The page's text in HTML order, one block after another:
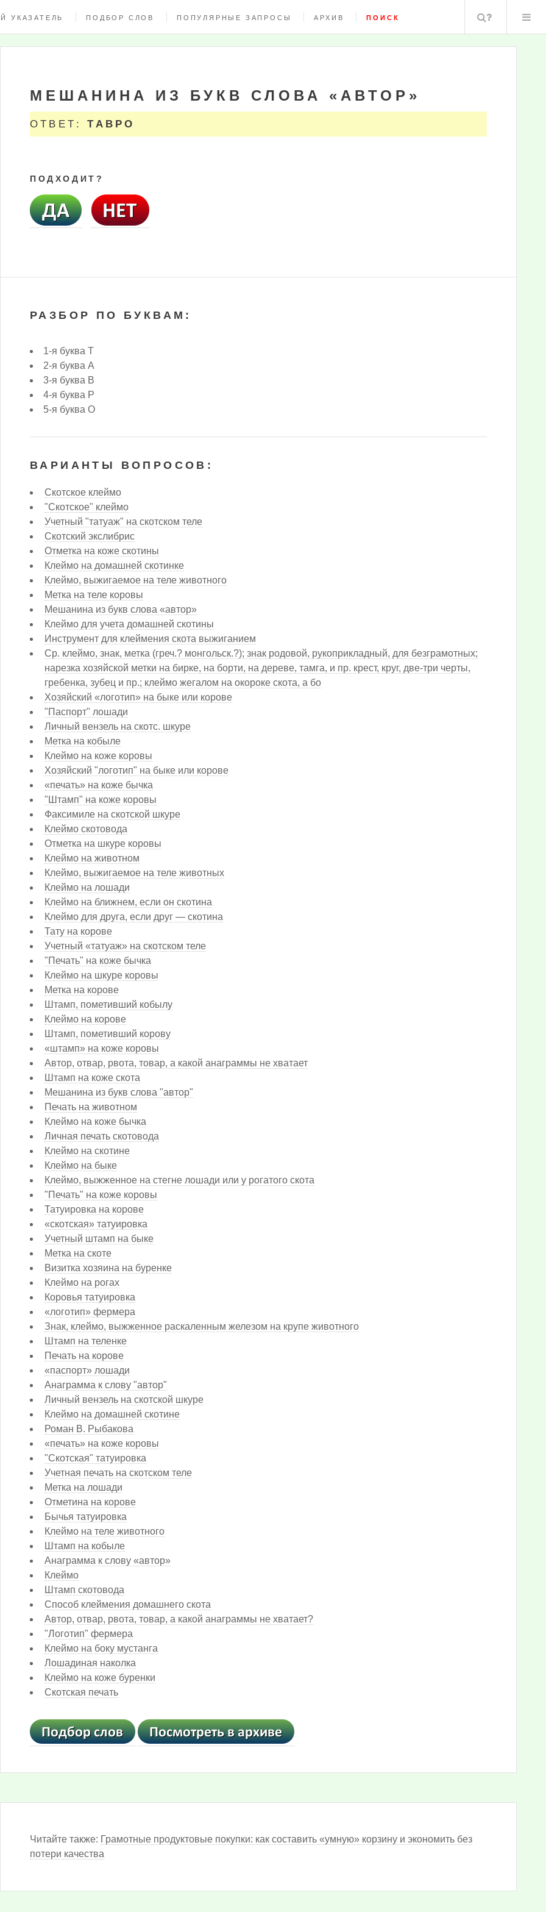
УКАЗАТЕЛЬ ПОДБОР СЛОВ ПОПУЛЯРНЫЕ ЗАПРОСЫ АРХИВ ПОИСК Поиск
МЕШАНИНА ИЗ БУКВ СЛОВА «АВТОР»
ОТВЕТ:ТАВРО
ПОДХОДИТ?
РАЗБОР ПО БУКВАМ:
1-я буква Т
2-я буква А
3-я буква В
4-я буква Р
5-я буква О
ВАРИАНТЫ ВОПРОСОВ:
Скотское клеймо
"Скотское" клеймо
Учетный "татуаж" на скотском теле
Скотский экслибрис
Отметка на коже скотины
Клеймо на домашней скотинке
Клеймо, выжигаемое на теле животного
Метка на теле коровы
Мешанина из букв слова «автор»
Клеймо для учета домашней скотины
Инструмент для клеймения скота выжиганием
Ср. клеймо, знак, метка (греч.? монгольск.?); знак родовой, рукоприкладный, для безграмотных;
нарезка хозяйской метки на бирке, на борти, на дереве, тамга, и пр. крест, круг, две-три черты,
гребенка, зубец и пр.; клеймо жегалом на окороке скота, а бо
Хозяйский «логотип» на быке или корове
"Паспорт" лошади
Личный вензель на скотс. шкуре
Метка на кобыле
Клеймо на коже коровы
Хозяйский "логотип" на быке или корове
«печать» на коже бычка
"Штамп" на коже коровы
Факсимиле на скотской шкуре
Клеймо скотовода
Отметка на шкуре коровы
Клеймо на животном
Клеймо, выжигаемое на теле животных
Клеймо на лошади
Клеймо на ближнем, если он скотина
Клеймо для друга, если друг — скотина
Тату на корове
Учетный «татуаж» на скотском теле
"Печать" на коже бычка
Клеймо на шкуре коровы
Метка на корове
Штамп, пометивший кобылу
Клеймо на корове
Штамп, пометивший корову
«штамп» на коже коровы
Автор, отвар, рвота, товар, а какой анаграммы не хватает
Штамп на коже скота
Мешанина из букв слова "автор"
Печать на животном
Клеймо на коже бычка
Личная печать скотовода
Клеймо на скотине
Клеймо на быке
Клеймо, выжженное на стегне лошади или у рогатого скота
"Печать" на коже коровы
Татуировка на корове
«скотская» татуировка
Учетный штамп на быке
Метка на скоте
Визитка хозяина на буренке
Клеймо на рогах
Коровья татуировка
«логотип» фермера
Знак, клеймо, выжженное раскаленным железом на крупе животного
Штамп на теленке
Печать на корове
«паспорт» лошади
Анаграмма к слову "автор"
Личный вензель на скотской шкуре
Клеймо на домашней скотине
Роман В. Рыбакова
«печать» на коже коровы
"Скотская" татуировка
Учетная печать на скотском теле
Метка на лошади
Отметина на корове
Бычья татуировка
Клеймо на теле животного
Штамп на кобыле
Анаграмма к слову «автор»
Клеймо
Штамп скотовода
Способ клеймения домашнего скота
Автор, отвар, рвота, товар, а какой анаграммы не хватает?
"Логотип" фермера
Клеймо на боку мустанга
Лошадиная наколка
Клеймо на коже буренки
Скотская печать
Читайте также: Грамотные продуктовые покупки: как составить «умную» корзину и экономить без
потери качества